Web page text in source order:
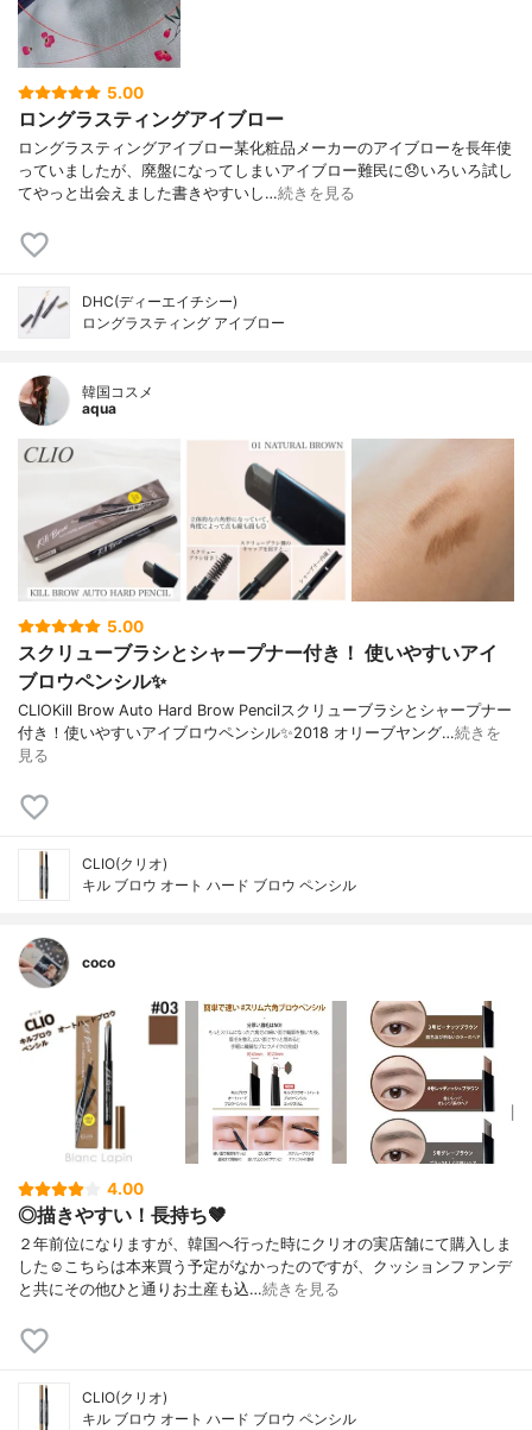
5.00
ロングラスティングアイブロー
ロングラスティングアイブロー某化粧品メーカーのアイブローを長年使
っていましたが、廃盤になってしまいアイブロー難民に😞いろいろ試し
てやっと出会えました書きやすいし…続きを見る
DHC(ディーエイチシー)
ロングラスティング アイブロー
韓国コスメ
aqua
5.00
スクリューブラシとシャープナー付き！ 使いやすいアイ
ブロウペンシル✨
CLIOKill Brow Auto Hard Brow Pencilスクリューブラシとシャープナー
付き！使いやすいアイブロウペンシル✨2018 オリーブヤング…続きを
見る
CLIO(クリオ)
キル ブロウ オート ハード ブロウ ペンシル
coco
4.00
◎描きやすい！長持ち🤎
２年前位になりますが、韓国へ行った時にクリオの実店舗にて購入しま
した☺️こちらは本来買う予定がなかったのですが、クッションファンデ
と共にその他ひと通りお土産も込…続きを見る
CLIO(クリオ)
キル ブロウ オート ハード ブロウ ペンシル